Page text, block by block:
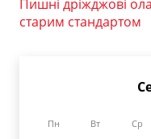
Пишні дріжджові
старим стандартом
Пн Вт Ср